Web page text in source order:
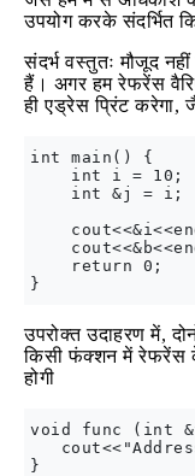
उपयोग करके संदर्भित
संदर्भ वस्तुतः मौजूद
हैं। अगर हम रेफरेंस
ही एड्रेस प्रिंट
int main() {
    int i = 10;
    int &j = i;
    return 0;
उपरोक्त उदाहरण में,
किसी फंक्शन में रेफरेंस के
होगी
void func (int
}